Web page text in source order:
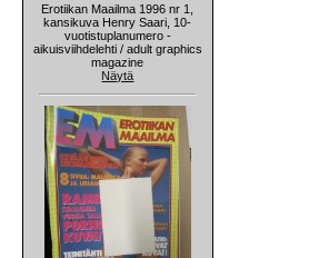
Erotiikan Maailma 1996 nr 1,
kansikuva Henry Saari, 10-
vuotistuplanumero -
aikuisviihdelehti / adult graphics
magazine
Näytä